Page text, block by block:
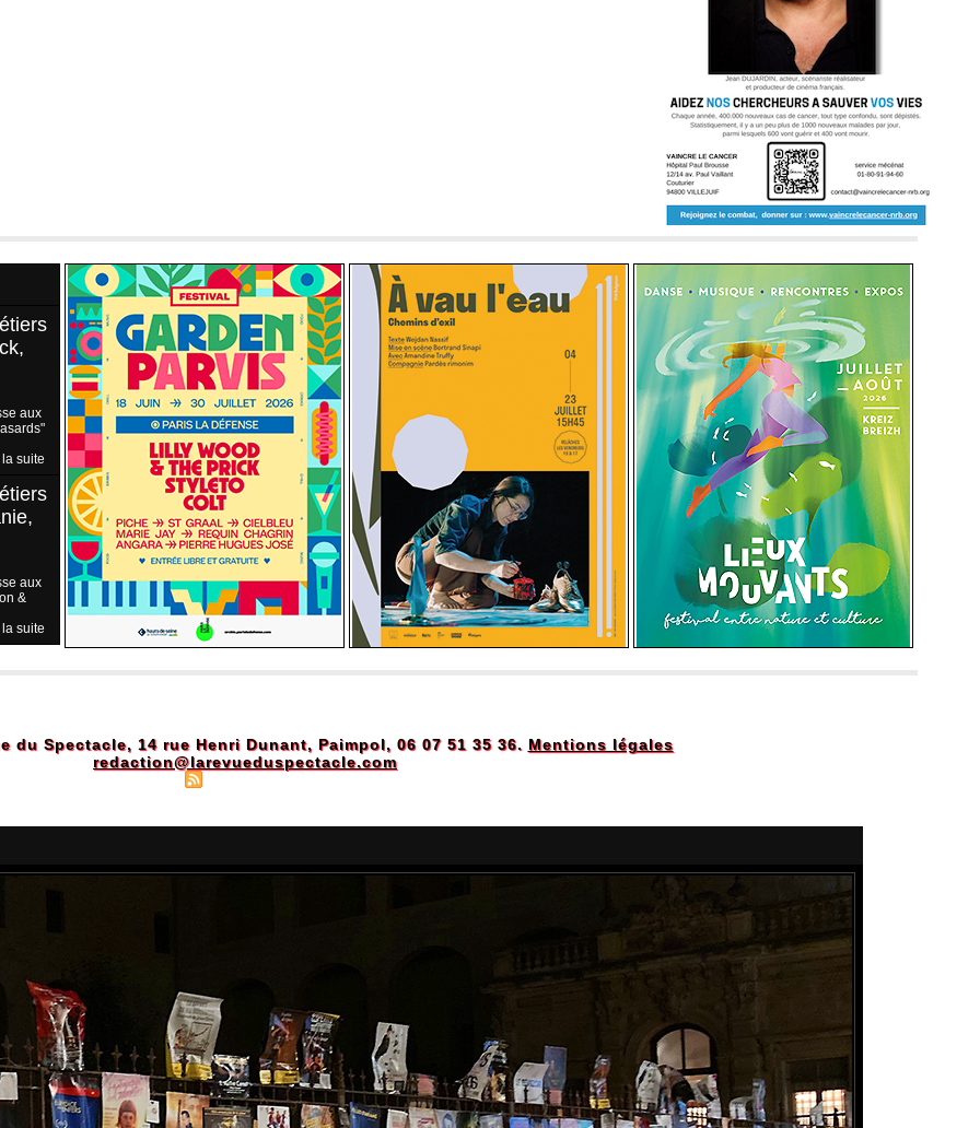
aux
la suite
aux
&
la suite
du Spectacle, 14 rue Henri Dunant, Paimpol, 06 07 51 35 36. Mentions légales
redaction@larevueduspectacle.com